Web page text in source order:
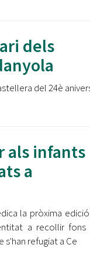
dels
del 24è
als infants
a
la pròxima
a recollir fons
s'han refugiat a Ce